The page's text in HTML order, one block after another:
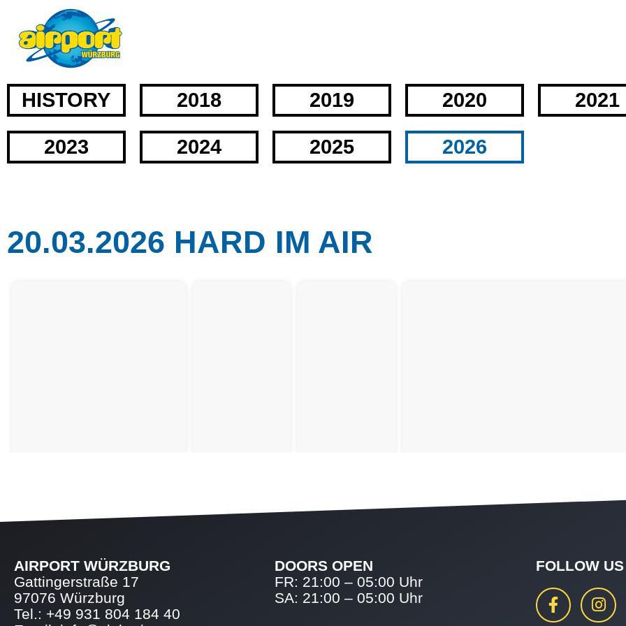
HISTORY 2018 2019 2020 2021
2023 2024 2025 2026
20.03.2026 HARD IM AIR
AIRPORT WÜRZBURG
Gattingerstraße 17
97076 Würzburg
Tel.: +49 931 804 184 40
DOORS OPEN
FR: 21:00 – 05:00 Uhr
SA: 21:00 – 05:00 Uhr
FOLLOW US